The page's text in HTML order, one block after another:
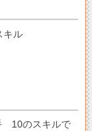
キル
10のスキルで